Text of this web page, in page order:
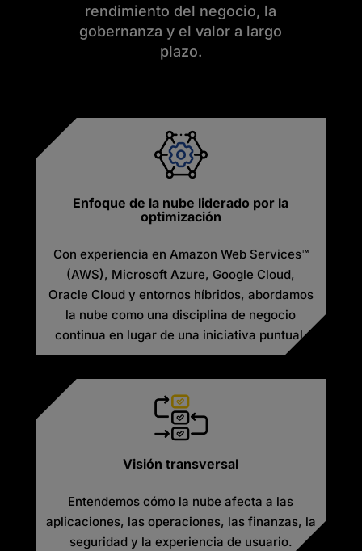
rendimiento del negocio, la
gobernanza y el valor a largo
plazo.
Enfoque de la nube liderado por la
optimización
Con experiencia en Amazon Web Services™
(AWS), Microsoft Azure, Google Cloud,
Oracle Cloud y entornos híbridos, abordamos
la nube como una disciplina de negocio
continua en lugar de una iniciativa puntual.
Visión transversal
Entendemos cómo la nube afecta a las
aplicaciones, las operaciones, las finanzas, la
seguridad y la experiencia de usuario.